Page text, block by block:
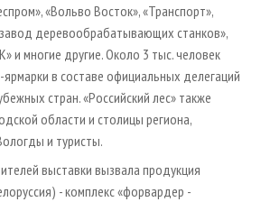
«Вольво Восток», «Транспорт»,
завод деревообрабатывающих станков»,
и многие другие. Около 3 тыс. человек
ярмарки в составе официальных делегаций
стран. «Российский лес» также
области и столицы региона,
и туристы.
выставки вызвала продукция
- комплекс «форвардер -